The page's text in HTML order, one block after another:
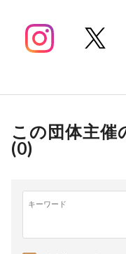
この団体主催
(0)
キーワード